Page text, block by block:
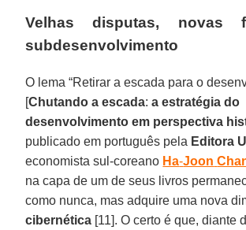
Velhas disputas, novas
subdesenvolvimento
O lema “Retirar a escada para o
[Chutando a escada:a estratégia do
desenvolvimento em perspectiva
publicado em português pela Editora
economista sul-coreano Ha-Joon
na capa de um de seus livros
como nunca, mas adquire uma nova
cibernética [11]. O certo é que, diante